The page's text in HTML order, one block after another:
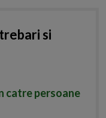
si
catre persoane